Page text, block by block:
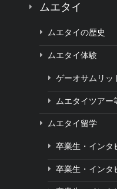
ムエタイ
ムエタイの歴史
ムエタイ体験
ゲーオサムリッ
ムエタイツアー
ムエタイ留学
卒業生・イン
卒業生・イン